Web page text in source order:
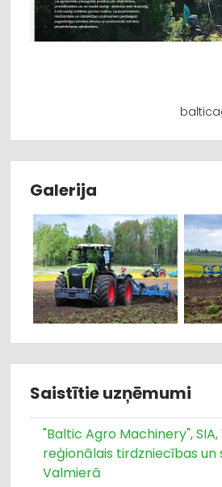
Minitraktori,
noma, Tehnikas noma,
Galerija
Saistītie uzņēmumi
"Baltic Agro Machinery",
reģionālais tirdzniecības un
Valmierā